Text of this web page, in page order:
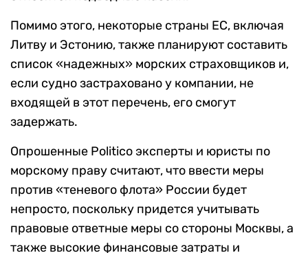
Помимо этого, некоторые страны ЕС, включая
Литву и Эстонию, также планируют составить
список «надежных» морских страховщиков и,
если судно застраховано у компании, не
входящей в этот перечень, его смогут
задержать.
Опрошенные Politico эксперты и юристы по
морскому праву считают, что ввести меры
против «теневого флота» России будет
непросто, поскольку придется учитывать
правовые ответные меры со стороны Москвы, а
также высокие финансовые затраты и